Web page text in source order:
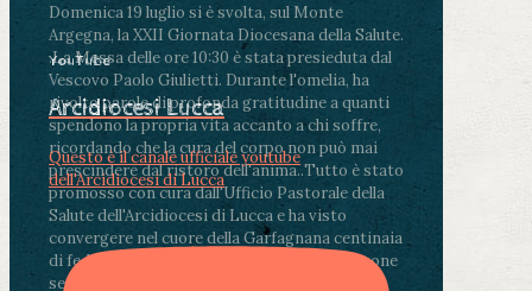
Domenica 19 luglio si è svolta, sul Monte
Argegna, la XXII Giornata Diocesana della Salute.
.La Messa delle ore 10:30 è stata presieduta dal
Vescovo Paolo Giulietti. Durante l'omelia, ha
rivolto parole di profonda gratitudine a quanti
spendono la propria vita accanto a chi soffre,
ricordando che la cura del corpo non può mai
prescindere dal ristoro dell'anima..Tutto è stato
promosso con cura dall'Ufficio Pastorale della
Salute dell'Arcidiocesi di Lucca e ha visto
convergere nel cuore della Garfagnana centinaia
di fedeli, operatori sanitari, volontari e persone
segnate dalla malattia.
YouTube
Arcidiocesi Lucca
Questo è il canale ufficiale youtube
dell'Arcidiocesi di Lucca